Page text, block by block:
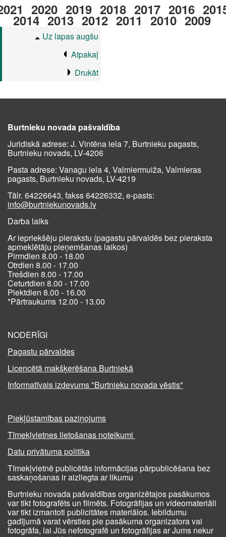
2020 2019 2018 2017 2016
2014 2013 2012 2011 2010 2009
Uz lapas augšu
Atpakaļ
Drukāt
Burtnieku novada pašvaldība
Juridiskā adrese: J. Vintēna iela 7, Burtnieku pagasts,
Burtnieku novads, LV-4206
Pasta adrese: Vanagu iela 4, Valmiermuiža, Valmieras
pagasts, Burtnieku novads, LV-4219
Tālr. 64226643, fakss 64226332, e-pasts:
info@burtniekunovads.lv
Darba laiks
Ar iepriekšēju pierakstu (pagastu pārvaldēs bez pieraksta
apmeklētāju pieņemšanas laikos)
Pirmdien 8.00 - 18.00
Otrdien 8.00 - 17.00
Trešdien 8.00 - 17.00
Ceturtdien 8.00 - 17.00
Piektdien 8.00 - 16.00
*Pārtraukums 12.00 - 13.00
NODERĪGI
Pagastu pārvaldes
Licencētā makšķerēšana Burtniekā
Informatīvais izdevums "Burtnieku novada vēstis"
Piekļūstamības paziņojums
Tīmekļvietnes lietošanas noteikumi
Datu privātuma politika
Tīmekļvietnē publicētās informācijas pārpublicēšana bez
saskaņošanas ir aizliegta ar likumu
Burtnieku novada pašvaldības organizētajos pasākumos
var tikt fotografēts un filmēts. Fotogrāfijas un videomateriāli
var tikt izmantoti publicitātes materiālos. Iebildumu
gadījumā varat vērsties pie pasākuma organizatora vai
fotogrāfa, lai Jūs nefotografē un fotogrāfijas ar Jums nekur